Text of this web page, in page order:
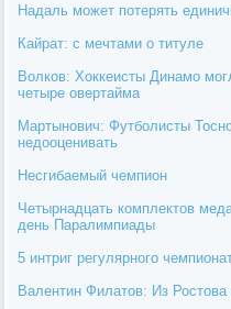
Надаль может потерять
Кайрат: с мечтами о титуле
Волков: Хоккеисты Динамо
четыре овертайма
Мартынович: Футболисты
недооценивать
Несгибаемый чемпион
Четырнадцать комплектов
день Паралимпиады
5 интриг регулярного
Валентин Филатов: Из